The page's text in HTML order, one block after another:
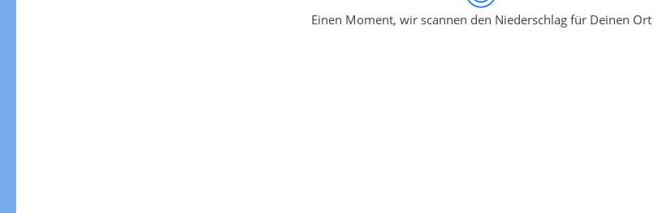
Einen Moment, wir scannen den Niederschlag für Deinen Ort